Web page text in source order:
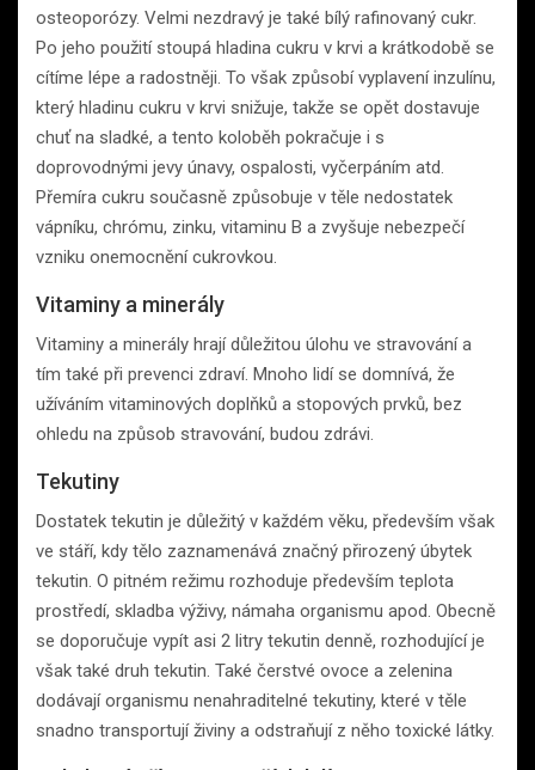
osteoporózy. Velmi nezdravý je také bílý rafinovaný cukr.
Po jeho použití stoupá hladina cukru v krvi a krátkodobě se
cítíme lépe a radostněji. To však způsobí vyplavení inzulínu,
který hladinu cukru v krvi snižuje, takže se opět dostavuje
chuť na sladké, a tento koloběh pokračuje i s
doprovodnými jevy únavy, ospalosti, vyčerpáním atd.
Přemíra cukru současně způsobuje v těle nedostatek
vápníku, chrómu, zinku, vitaminu B a zvyšuje nebezpečí
vzniku onemocnění cukrovkou.
Vitaminy a minerály
Vitaminy a minerály hrají důležitou úlohu ve stravování a
tím také při prevenci zdraví. Mnoho lidí se domnívá, že
užíváním vitaminových doplňků a stopových prvků, bez
ohledu na způsob stravování, budou zdrávi.
Tekutiny
Dostatek tekutin je důležitý v každém věku, především však
ve stáří, kdy tělo zaznamenává značný přirozený úbytek
tekutin. O pitném režimu rozhoduje především teplota
prostředí, skladba výživy, námaha organismu apod. Obecně
se doporučuje vypít asi 2 litry tekutin denně, rozhodující je
však také druh tekutin. Také čerstvé ovoce a zelenina
dodávají organismu nenahraditelné tekutiny, které v těle
snadno transportují živiny a odstraňují z něho toxické látky.